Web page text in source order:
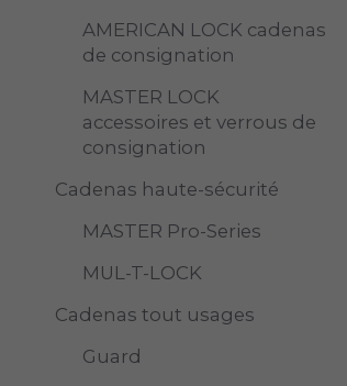
AMERICAN LOCK cadenas
de consignation
MASTER LOCK
accessoires et verrous de
consignation
Cadenas haute-sécurité
MASTER Pro-Series
MUL-T-LOCK
Cadenas tout usages
Guard